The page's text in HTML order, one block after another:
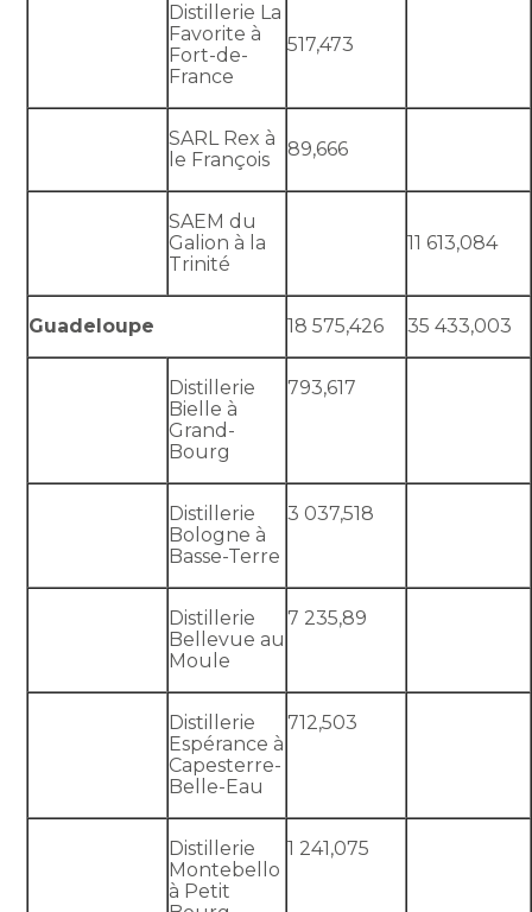
Distillerie La
Favorite à
Fort-de-
France
517,473
SARL Rex à
le François
89,666
SAEM du
Galion à la
Trinité
11 613,084
Guadeloupe 18 575,426 35 433,003
Distillerie
Bielle à
Grand-
Bourg
793,617
Distillerie
Bologne à
Basse-Terre
3 037,518
Distillerie
Bellevue au
Moule
7 235,89
Distillerie
Espérance à
Capesterre-
Belle-Eau
712,503
Distillerie
Montebello
à Petit
1 241,075